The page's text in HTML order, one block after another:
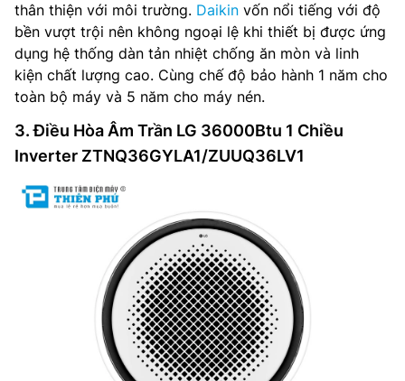
thân thiện với môi trường. Daikin vốn nổi tiếng với độ
bền vượt trội nên không ngoại lệ khi thiết bị được ứng
dụng hệ thống dàn tản nhiệt chống ăn mòn và linh
kiện chất lượng cao. Cùng chế độ bảo hành 1 năm cho
toàn bộ máy và 5 năm cho máy nén.
3. Điều Hòa Âm Trần LG 36000Btu 1 Chiều
Inverter ZTNQ36GYLA1/ZUUQ36LV1